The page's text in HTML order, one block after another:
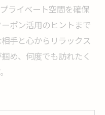
ライベート空間を確保
ポン活用のヒントまで
手と心からリラックス
め、何度でも訪れたく